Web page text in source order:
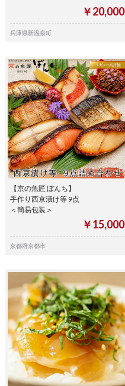
￥20,000
兵庫県新温泉町
【京の魚匠 ぼんち】
手作り西京漬け等 9点
＜簡易包装＞
￥15,000
京都府京都市